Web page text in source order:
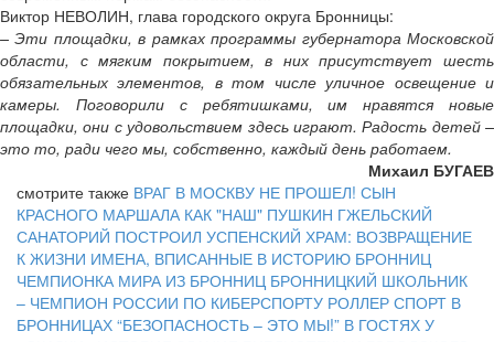
Виктор НЕВОЛИН, глава городского округа Бронницы:
– Эти площадки, в рамках программы губернатора Московской
области, с мягким покрытием, в них присутствует шесть
обязательных элементов, в том числе уличное освещение и
камеры. Поговорили с ребятишками, им нравятся новые
площадки, они с удовольствием здесь играют. Радость детей –
это то, ради чего мы, собственно, каждый день работаем.
Михаил БУГАЕВ
смотрите также ВРАГ В МОСКВУ НЕ ПРОШЕЛ! СЫН
КРАСНОГО МАРШАЛА КАК "НАШ" ПУШКИН ГЖЕЛЬСКИЙ
САНАТОРИЙ ПОСТРОИЛ УСПЕНСКИЙ ХРАМ: ВОЗВРАЩЕНИЕ
К ЖИЗНИ ИМЕНА, ВПИСАННЫЕ В ИСТОРИЮ БРОННИЦ
ЧЕМПИОНКА МИРА ИЗ БРОННИЦ БРОННИЦКИЙ ШКОЛЬНИК
– ЧЕМПИОН РОССИИ ПО КИБЕРСПОРТУ РОЛЛЕР СПОРТ В
БРОННИЦАХ “БЕЗОПАСНОСТЬ – ЭТО МЫ!” В ГОСТЯХ У